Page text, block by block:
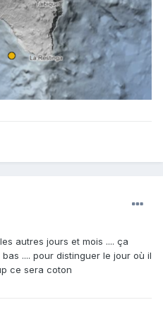
autres jours et mois .... ça
.... pour distinguer le jour où il
ce sera coton